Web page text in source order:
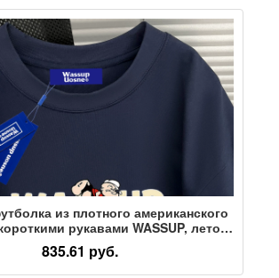
из плотного американского
рукавами WASSUP, лето
свободный повседневный топ
tide с короткими рукавами
835.61 руб.